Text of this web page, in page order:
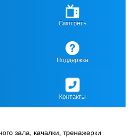
Смотреть
Поддержка
Контакты
зала, качалки, тренажерки